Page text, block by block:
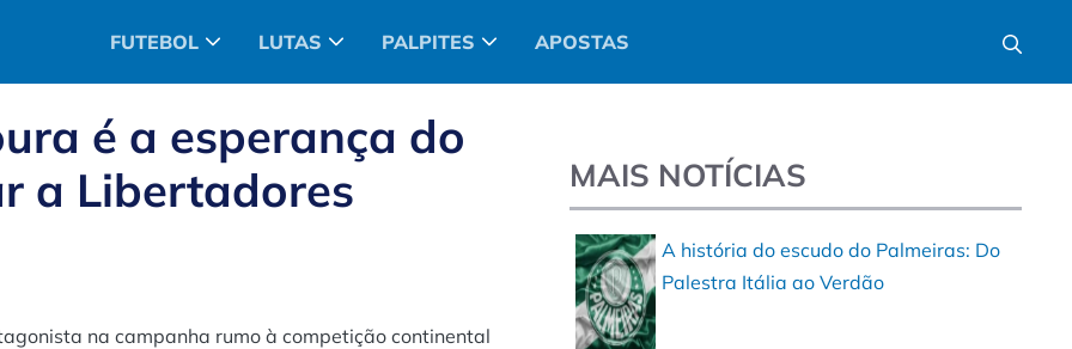
FUTEBOL LUTAS PALPITES APOSTAS
é a esperança do
a Libertadores
na campanha rumo à competição continental
MAIS NOTÍCIAS
A história do escudo do Palmeiras: Do
Palestra Itália ao Verdão